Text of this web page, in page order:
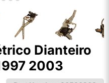
Dianteiro
2003